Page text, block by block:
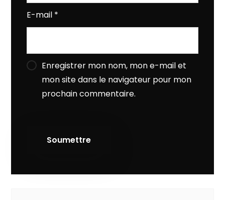
E-mail *
Enregistrer mon nom, mon e-mail et
mon site dans le navigateur pour mon
prochain commentaire.